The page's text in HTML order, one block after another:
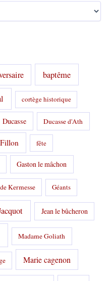
baptême
cortège historique
Ducasse Ducasse d'Ath
Fillon fête
Gaston le mâchon
Kermesse Géants
Jean le bûcheron
Madame Goliath
Marie cagenon